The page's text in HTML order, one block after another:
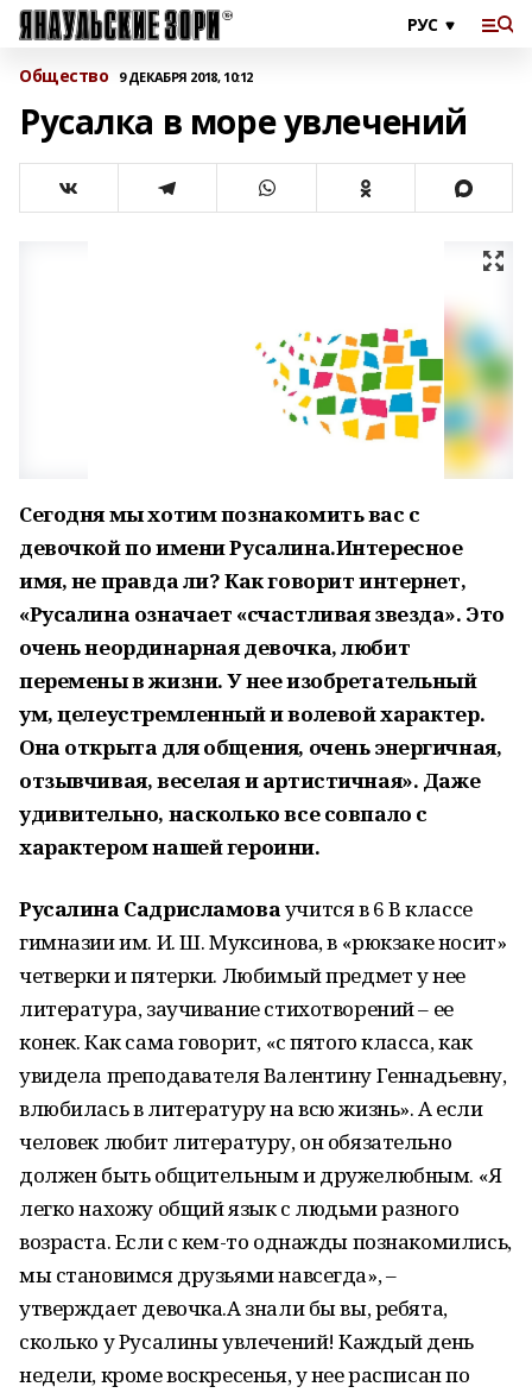
Общество 9 ДЕКАБРЯ 2018, 10:12
Русалка в море увлечений
Сегодня мы хотим познакомить вас с
девочкой по имени Русалина.Интересное
имя, не правда ли? Как говорит интернет,
«Русалина означает «счастливая звезда». Это
очень неординарная девочка, любит
перемены в жизни. У нее изобретательный
ум, целеустремленный и волевой характер.
Она открыта для общения, очень энергичная,
отзывчивая, веселая и артистичная». Даже
удивительно, насколько все совпало с
характером нашей героини.
Русалина Садрисламоваучится в 6 В классе
гимназии им. И. Ш. Муксинова, в «рюкзаке носит»
четверки и пятерки. Любимый предмет у нее
литература, заучивание стихотворений – ее
конек. Как сама говорит, «с пятого класса, как
увидела преподавателя Валентину Геннадьевну,
влюбилась в литературу на всю жизнь». А если
человек любит литературу, он обязательно
должен быть общительным и дружелюбным. «Я
легко нахожу общий язык с людьми разного
возраста. Если с кем-то однажды познакомились,
мы становимся друзьями навсегда», –
утверждает девочка.А знали бы вы, ребята,
сколько у Русалины увлечений! Каждый день
недели, кроме воскресенья, у нее расписан по